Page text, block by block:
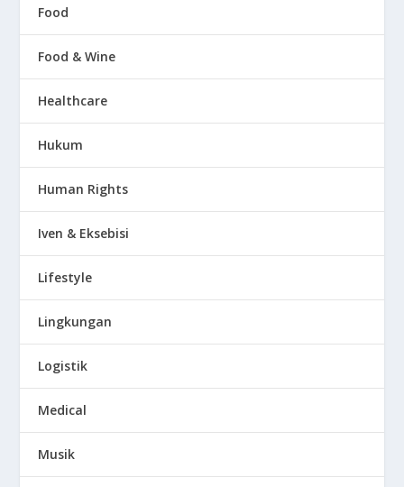
Food
Food & Wine
Healthcare
Hukum
Human Rights
Iven & Eksebisi
Lifestyle
Lingkungan
Logistik
Medical
Musik